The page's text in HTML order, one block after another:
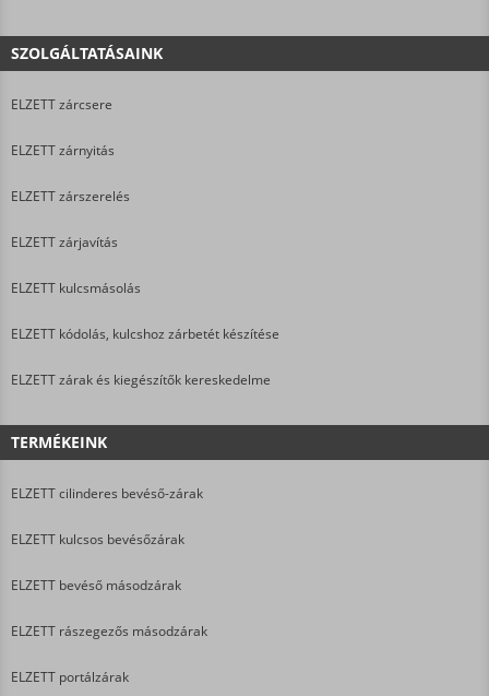
SZOLGÁLTATÁSAINK
ELZETT zárcsere
ELZETT zárnyitás
ELZETT zárszerelés
ELZETT zárjavítás
ELZETT kulcsmásolás
ELZETT kódolás, kulcshoz zárbetét készítése
ELZETT zárak és kiegészítők kereskedelme
TERMÉKEINK
ELZETT cilinderes bevéső-zárak
ELZETT kulcsos bevésőzárak
ELZETT bevéső másodzárak
ELZETT rászegezős másodzárak
ELZETT portálzárak